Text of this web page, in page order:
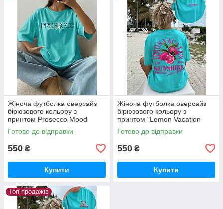
Жіноча футболка оверсайз
бірюзового кольору з
принтом Prosecco Mood
Готово до відправки
550 ₴
Купити
Жіноча футболка оверсайз
бірюзового кольору з
принтом "Lemon Vacation
Sunshine"
Готово до відправки
550 ₴
Купити
Топ продажів